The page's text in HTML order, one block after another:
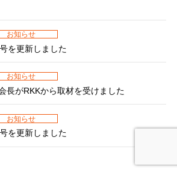
お知らせ
を更新しました
お知らせ
長がRKKから取材を受けました
お知らせ
を更新しました